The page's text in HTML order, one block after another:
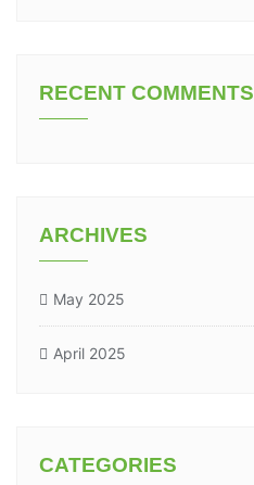
RECENT COMMENTS
ARCHIVES
May 2025
April 2025
CATEGORIES